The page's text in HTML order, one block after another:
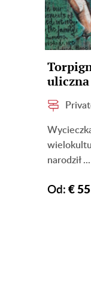
uliczna
narodził ...
Od: € 55